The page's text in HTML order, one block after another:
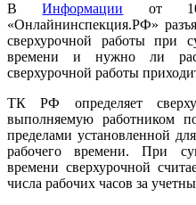
ВИнформации от
«Онлайнинспекция.РФ»
сверхурочной работы при
времени и нужно ли
сверхурочной работы
ТК РФ определяет
выполняемую работником
пределами установленной
рабочего времени. При
времени сверхурочной
числа рабочих часов за